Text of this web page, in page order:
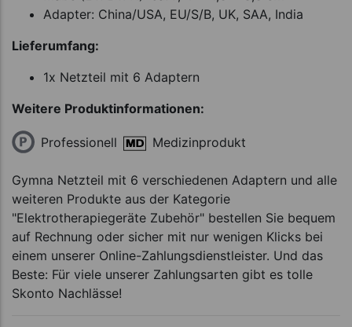
Adapter: China/USA, EU/S/B, UK, SAA, India
Lieferumfang:
1x Netzteil mit 6 Adaptern
Weitere Produktinformationen:
Professionell Medizinprodukt
Gymna Netzteil mit 6 verschiedenen Adaptern und alle
weiteren Produkte aus der Kategorie
"Elektrotherapiegeräte Zubehör" bestellen Sie bequem
auf Rechnung oder sicher mit nur wenigen Klicks bei
einem unserer Online-Zahlungsdienstleister. Und das
Beste: Für viele unserer Zahlungsarten gibt es tolle
Skonto Nachlässe!